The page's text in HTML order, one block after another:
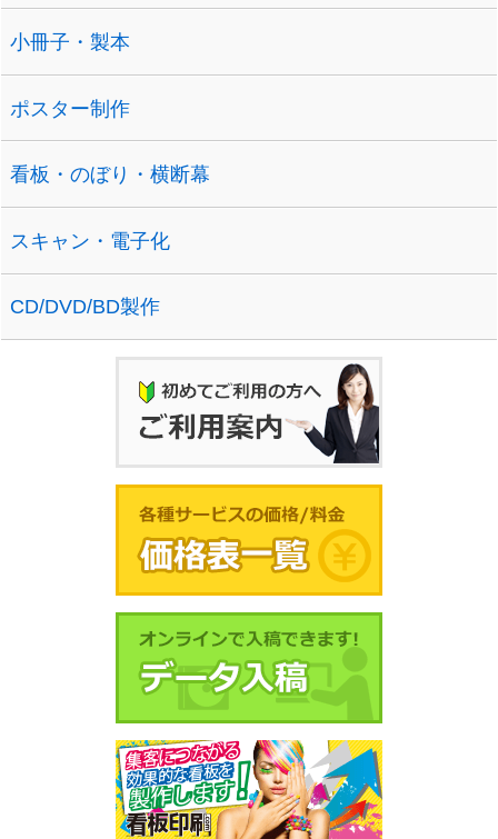
小冊子・製本
ポスター制作
看板・のぼり・横断幕
スキャン・電子化
CD/DVD/BD製作